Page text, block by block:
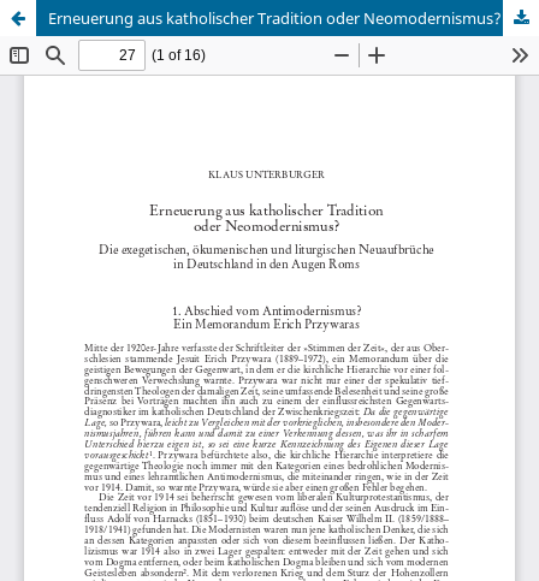
Erneuerung aus katholischer Tradition oder Neomodernismus?